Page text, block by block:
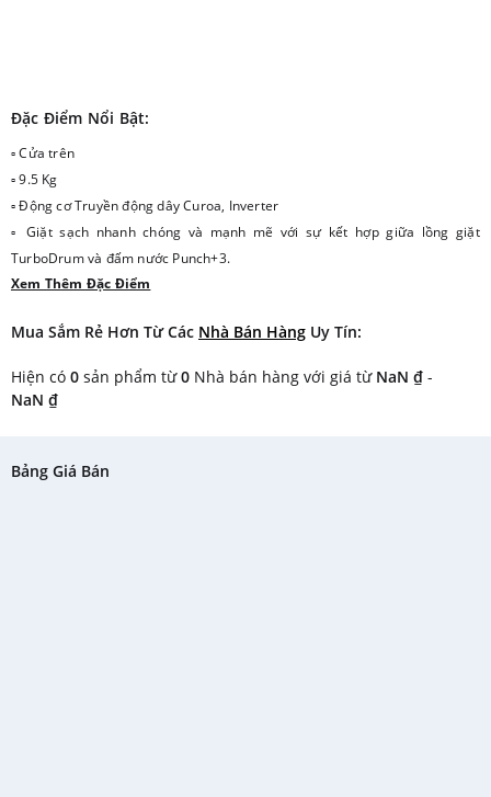
Đặc Điểm Nổi Bật:
▫ Cửa trên
▫ 9.5 Kg
▫ Động cơ Truyền động dây Curoa, Inverter
▫ Giặt sạch nhanh chóng và mạnh mẽ với sự kết hợp giữa lồng giặt
TurboDrum và đấm nước Punch+3.
▫ Công nghệ Smart Inverter vận hành bền bỉ, giảm rung lắc, không gây
▫ Chẩn đoán nhanh tình trạng của máy chỉ với một chiếc Smartphone tại
▫ Tiết kiệm thời gian điều chỉnh lại chương trình nếu chẳng may mất điện
Xem Thêm Đặc Điểm
Mua Sắm Rẻ Hơn Từ Các Nhà Bán Hàng Uy Tín:
Hiện có 0 sản phẩm từ0 Nhà bán hàng với giá từ NaN ₫ -
NaN ₫
Bảng Giá Bán